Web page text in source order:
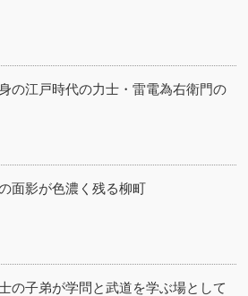
の江戸時代の力士・雷電為右衛門の
面影が色濃く残る柳町
の子弟が学問と武道を学ぶ場として